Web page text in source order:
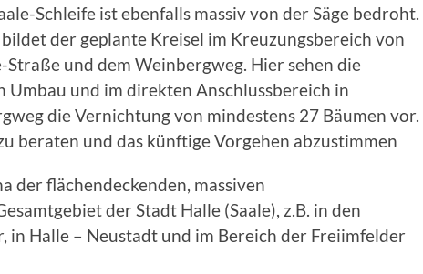
Schleife ist ebenfalls massiv von der Säge bedroht.
der geplante Kreisel im Kreuzungsbereich von
und dem Weinbergweg. Hier sehen die
Umbau und im direkten Anschlussbereich in
die Vernichtung von mindestens 27 Bäumen vor.
beraten und das künftige Vorgehen abzustimmen
der flächendeckenden, massiven
der Stadt Halle (Saale), z.B. in den
in Halle – Neustadt und im Bereich der Freiimfelder